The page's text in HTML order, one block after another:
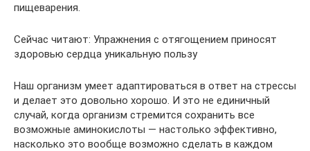
пищеварения.
Сейчас читают: Упражнения с отягощением приносят
здоровью сердца уникальную пользу
Наш организм умеет адаптироваться в ответ на стрессы
и делает это довольно хорошо. И это не единичный
случай, когда организм стремится сохранить все
возможные аминокислоты — настолько эффективно,
насколько это вообще возможно сделать в каждом